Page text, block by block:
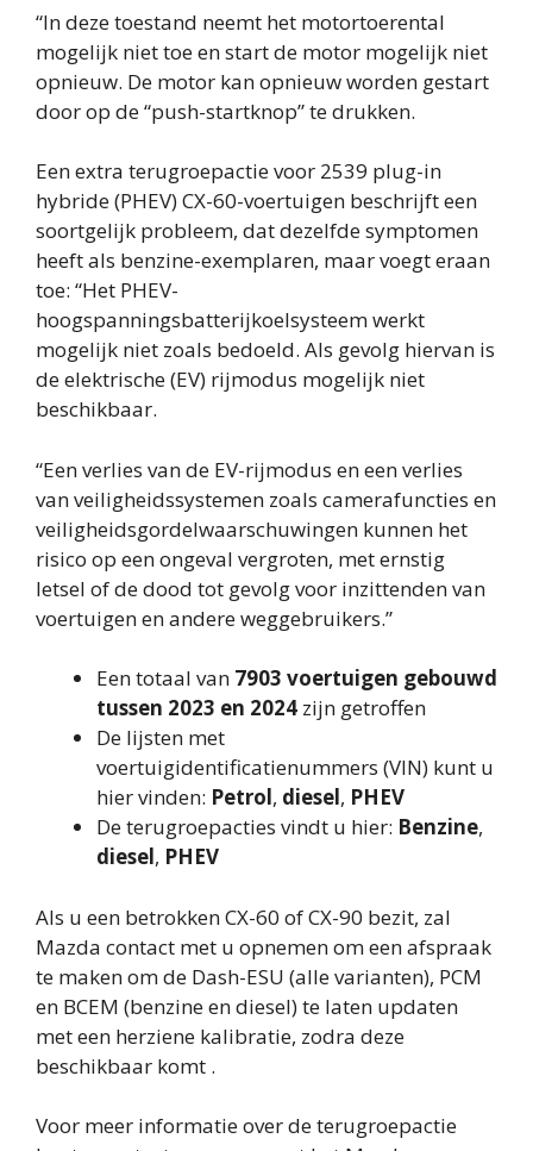
“In deze toestand neemt het motortoerental
mogelijk niet toe en start de motor mogelijk niet
opnieuw. De motor kan opnieuw worden gestart
door op de “push-startknop” te drukken.
Een extra terugroepactie voor 2539 plug-in
hybride (PHEV) CX-60-voertuigen beschrijft een
soortgelijk probleem, dat dezelfde symptomen
heeft als benzine-exemplaren, maar voegt eraan
toe: “Het PHEV-
hoogspanningsbatterijkoelsysteem werkt
mogelijk niet zoals bedoeld. Als gevolg hiervan is
de elektrische (EV) rijmodus mogelijk niet
beschikbaar.
“Een verlies van de EV-rijmodus en een verlies
van veiligheidssystemen zoals camerafuncties en
veiligheidsgordelwaarschuwingen kunnen het
risico op een ongeval vergroten, met ernstig
letsel of de dood tot gevolg voor inzittenden van
voertuigen en andere weggebruikers.”
Een totaal van 7903 voertuigen gebouwd
tussen 2023 en 2024 zijn getroffen
De lijsten met
voertuigidentificatienummers (VIN) kunt u
hier vinden: Petrol, diesel, PHEV
De terugroepacties vindt u hier: Benzine,
diesel, PHEV
Als u een betrokken CX-60 of CX-90 bezit, zal
Mazda contact met u opnemen om een ​​afspraak
te maken om de Dash-ESU (alle varianten), PCM
en BCEM (benzine en diesel) te laten updaten
met een herziene kalibratie, zodra deze
beschikbaar komt .
Voor meer informatie over de terugroepactie